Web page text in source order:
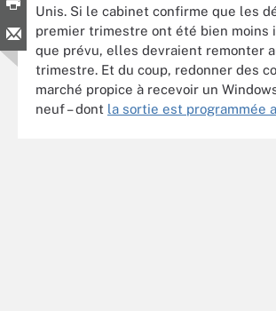
Unis. Si le cabinet confirme que les
premier trimestre ont été bien moins
que prévu, elles devraient remonter
trimestre. Et du coup, redonner des
marché propice à recevoir un
neuf – dont la sortie est programmée